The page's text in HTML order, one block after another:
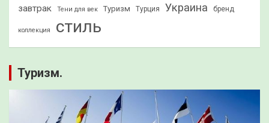
завтрак
Тени для век Туризм Турция Украина бренд
коллекция стиль
Туризм.